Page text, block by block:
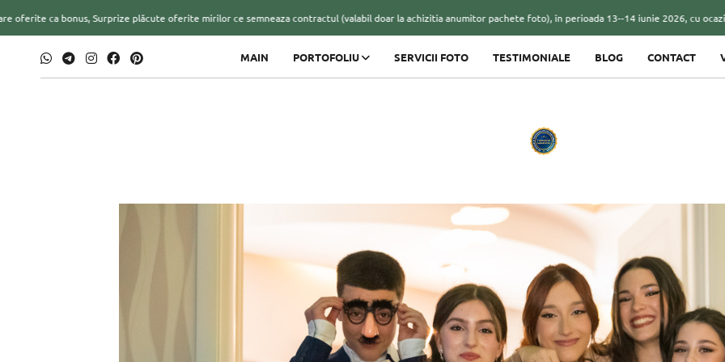
MAIN PORTOFOLIU SERVICII FOTO TESTIMONIALE BLOG CONTACT
plăcute oferite mirilor ce semneaza contractul (valabil doar la achizitia anumitor pachete foto), în perioada 13--14 iunie 2026, cu ocazia târgului de